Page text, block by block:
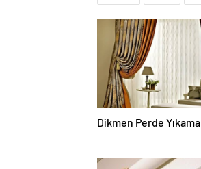
Dikmen Perde Yıkama